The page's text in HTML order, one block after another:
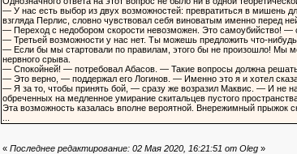
— У нас есть выбор из двух возможностей: превратиться в мишень
взгляда Перлис, словно чувствовал себя виноватым именно перед
— Переход с недобором скорости невозможен. Это самоубийство! —
— Третьей возможности у нас нет. Ты можешь предложить что-
— Если бы мы стартовали по правилам, этого бы не произошло! Мы
нервного срыва.
— Спокойней! — потребовал Абасов. — Такие вопросы должна
— Это верно, — поддержал его Логинов. — Именно это я и хотел
— Я за то, чтобы принять бой, — сразу же возразил Маквис. — И не
обреченных на медленное умирание скитальцев пустого
Эта возможность казалась вполне вероятной. Внережимный прыжок
« Последнее редактирование: 02 Мая 2020, 16:21:51 от Oleg»